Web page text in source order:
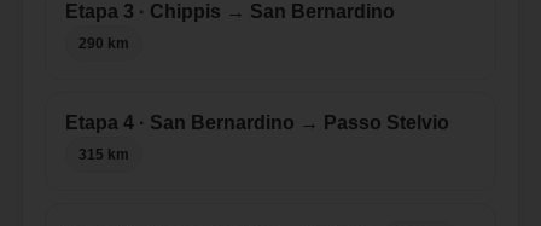
Etapa 3 · Chippis → San Bernardino
290 km
Etapa 4 · San Bernardino → Passo Stelvio
315 km